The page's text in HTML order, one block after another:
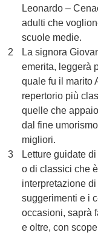
Leonardo –
adulti che
scuole medie.
2
La signora
emerita, leggerà
quale fu il marito
repertorio più
quelle che
dal fine
migliori.
3
Letture guidate
o di classici che
interpretazione
suggerimenti e i
occasioni, saprà
e oltre, con